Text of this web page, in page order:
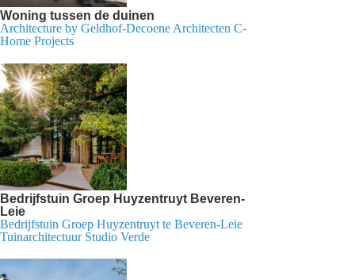
Woning tussen de duinen
Architecture by Geldhof-Decoene Architecten C-
Home Projects
Bedrijfstuin Groep Huyzentruyt Beveren-
Leie
Bedrijfstuin Groep Huyzentruyt te Beveren-Leie
Tuinarchitectuur Studio Verde